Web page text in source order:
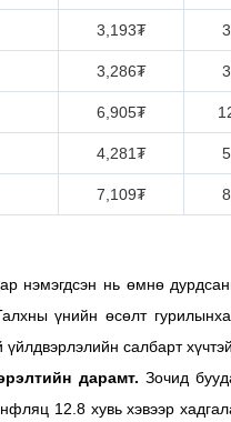
3,193₮
3,286₮
6,905₮
4,281₮
7,109₮
нэмэгдсэн нь өмнө
үнийн өсөлт
үйлдвэрлэлийн салбарт
дарамт. Зочид
12.8 хувь хэвээр